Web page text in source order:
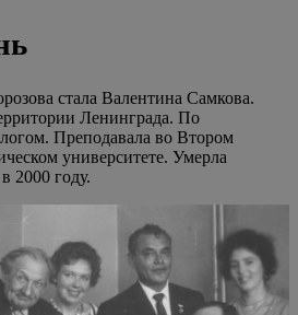
стала Валентина Самкова.
Ленинграда. По
Преподавала во Втором
университете. Умерла
2000 году.